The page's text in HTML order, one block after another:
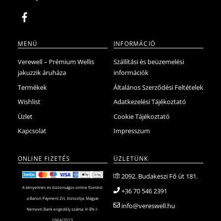
MENÜ
Verewell – Prémium Wellis
jakuzzik áruháza
Termékek
Wishlist
Üzlet
Kapcsolat
INFORMÁCIÓ
Szállítási és beüzemelési
információk
Általános Szerződési Feltételek
Adatkezelési Tájékoztató
Cookie Tájékoztató
Impresszum
ONLINE FIZETÉS
A kényelmes és biztonságos online fizetést
a Barion Payment Zrt. biztosítja. Magyar
Nemzeti Bank engedély száma: H-EN-I-
ÜZLETÜNK
2092. Budakeszi Fő út 181.
+36 70 546 2391
info@vereswell.hu